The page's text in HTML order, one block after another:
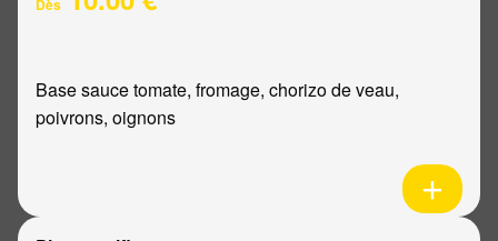
Dès
Base sauce tomate, fromage, chorizo de veau,
poivrons, oignons